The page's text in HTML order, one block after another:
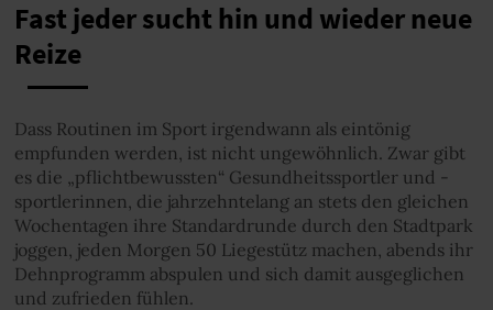
Fast jeder sucht hin und wieder neue
Reize
Dass Routinen im Sport irgendwann als eintönig
empfunden werden, ist nicht ungewöhnlich. Zwar gibt
es die „pflichtbewussten“ Gesundheitssportler und -
sportlerinnen, die jahrzehntelang an stets den gleichen
Wochentagen ihre Standardrunde durch den Stadtpark
joggen, jeden Morgen 50 Liegestütz machen, abends ihr
Dehnprogramm abspulen und sich damit ausgeglichen
und zufrieden fühlen.